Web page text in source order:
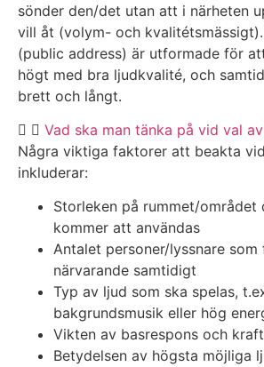
sönder den/det utan att i närheten
vill åt (volym- och
(public address) är utformade för
högt med bra ljudkvalité, och
brett och långt.
Vad ska man tänka på vid val
Några viktiga faktorer att beakta
inkluderar:
Storleken på rummet/området
kommer att användas
Antalet personer/lyssnare som
närvarande samtidigt
Typ av ljud som ska spelas,
bakgrundsmusik eller hög
Vikten av basrespons och
Betydelsen av högsta möjliga